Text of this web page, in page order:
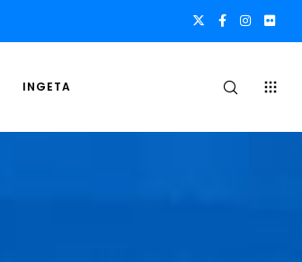
INGETA